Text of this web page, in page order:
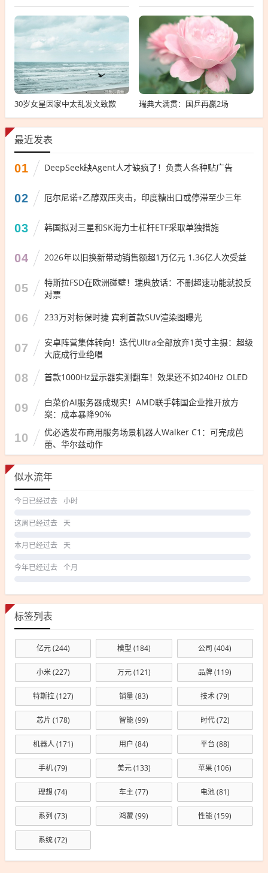
30岁女星因家中太乱发文致歉 瑞典大满贯：国乒再赢2场
最近发表
01 DeepSeek缺Agent人才缺疯了！负责人各种贴广告
02 厄尔尼诺+乙醇双压夹击，印度糖出口或停滞至少三年
03 韩国拟对三星和SK海力士杠杆ETF采取单独措施
04 2026年以旧换新带动销售额超1万亿元 1.36亿人次受益
05
特斯拉FSD在欧洲碰壁！瑞典放话：不删超速功能就投反
对票
06 233万对标保时捷 宾利首款SUV渲染图曝光
07
安卓阵营集体转向！迭代Ultra全部放弃1英寸主摄：超级
大底成行业绝唱
08 首款1000Hz显示器实测翻车！效果还不如240Hz OLED
09
白菜价AI服务器成现实！AMD联手韩国企业推开放方
案：成本暴降90%
10
优必选发布商用服务场景机器人Walker C1：可完成芭
蕾、华尔兹动作
似水流年
今日已经过去 小时
这周已经过去 天
本月已经过去 天
今年已经过去 个月
标签列表
亿元(244) 模型 (184) 公司 (404)
小米(227) 万元(121) 品牌(119)
特斯拉(127) 销量(83) 技术(79)
芯片 (178) 智能(99) 时代(72)
机器人(171) 用户 (84) 平台 (88)
手机(79) 美元(133) 苹果(106)
理想(74) 车主 (77) 电池(81)
系列 (73) 鸿蒙(99) 性能(159)
系统(72)